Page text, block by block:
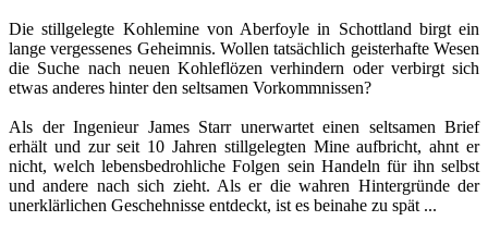
Die stillgelegte Kohlemine von Aberfoyle in Schottland birgt ein
lange vergessenes Geheimnis. Wollen tatsächlich geisterhafte Wesen
die Suche nach neuen Kohleflözen verhindern oder verbirgt sich
etwas anderes hinter den seltsamen Vorkommnissen?
Als der Ingenieur James Starr unerwartet einen seltsamen Brief
erhält und zur seit 10 Jahren stillgelegten Mine aufbricht, ahnt er
nicht, welch lebensbedrohliche Folgen sein Handeln für ihn selbst
und andere nach sich zieht. Als er die wahren Hintergründe der
unerklärlichen Geschehnisse entdeckt, ist es beinahe zu spät ...